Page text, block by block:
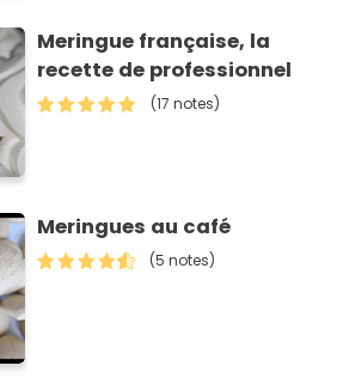
Meringue française, la
recette de professionnel
(17 notes)
Meringues au café
(5 notes)